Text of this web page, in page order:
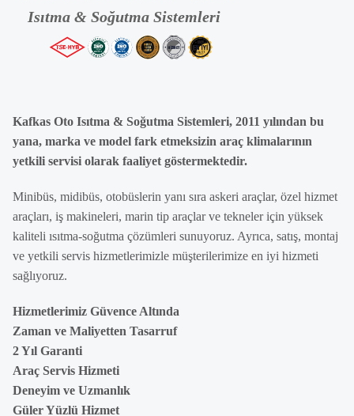
Kafkas Oto Isıtma & Soğutma Sistemleri, 2011 yılından bu
yana, marka ve model fark etmeksizin araç klimalarının
yetkili servisi olarak faaliyet göstermektedir.
Minibüs, midibüs, otobüslerin yanı sıra askeri araçlar, özel hizmet
araçları, iş makineleri, marin tip araçlar ve tekneler için yüksek
kaliteli ısıtma-soğutma çözümleri sunuyoruz. Ayrıca, satış, montaj
ve yetkili servis hizmetlerimizle müşterilerimize en iyi hizmeti
sağlıyoruz.
Hizmetlerimiz Güvence Altında
Zaman ve Maliyetten Tasarruf
2 Yıl Garanti
Araç Servis Hizmeti
Deneyim ve Uzmanlık
Güler Yüzlü Hizmet